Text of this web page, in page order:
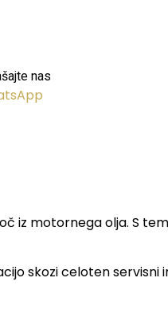
nas
iz motornega olja. S
skozi celoten